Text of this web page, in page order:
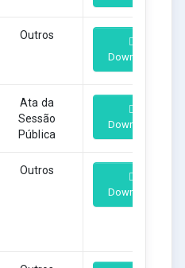
Outros
Download
Ata da
Sessão
Pública
Download
Outros
Download